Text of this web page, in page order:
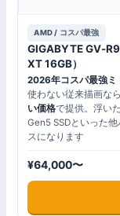
AMD / コスパ最強
GIGABYTE GV-
XT 16GB）
2026年コスパ最強ミ
使わない従来描画な
い価格で提供。浮い
Gen5 SSDといった
スになります
¥64,000〜